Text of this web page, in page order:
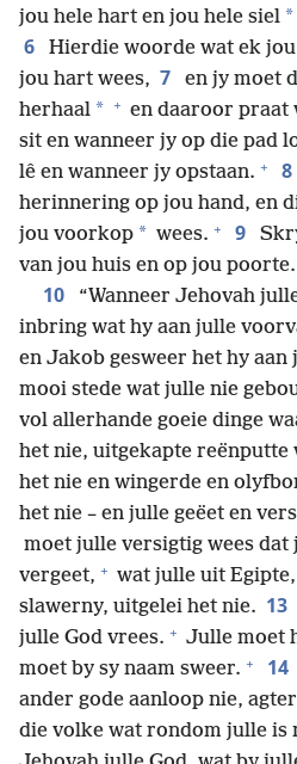
jou hele hart en jou hele siel *
6
Hierdie woorde wat ek
jou hart wees, 7
en jy moet
herhaal * + en daaroor praat
sit en wanneer jy op die pad
lê en wanneer jy opstaan. + 8
herinnering op jou hand, en
jou voorkop * wees. + 9
van jou huis en op jou poorte.
10
“Wanneer Jehovah
inbring wat hy aan julle
en Jakob gesweer het hy aan
mooi stede wat julle nie
vol allerhande goeie dinge
het nie, uitgekapte reënputte
het nie en wingerde en
het nie – en julle geëet en
moet julle versigtig wees dat
vergeet, + wat julle uit
slawerny, uitgelei het nie. 13
julle God vrees. + Julle moet
moet by sy naam sweer. + 14
ander gode aanloop nie,
die volke wat rondom julle is